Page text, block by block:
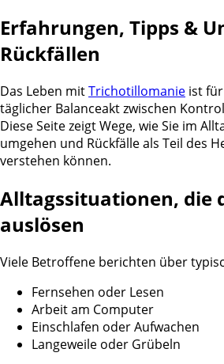
Erfahrungen, Tipps &
Rückfällen
Das Leben mitTrichotillomanie ist
täglicher Balanceakt zwischen
Diese Seite zeigt Wege, wie Sie im
umgehen und Rückfälle als Teil des
verstehen können.
Alltagssituationen, die
auslösen
Viele Betroffene berichten über
Fernsehen oder Lesen
Arbeit am Computer
Einschlafen oder Aufwachen
Langeweile oder Grübeln